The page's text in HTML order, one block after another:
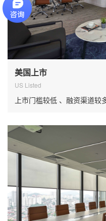
美国上市
US Listed
上市门槛较低 、融资渠道